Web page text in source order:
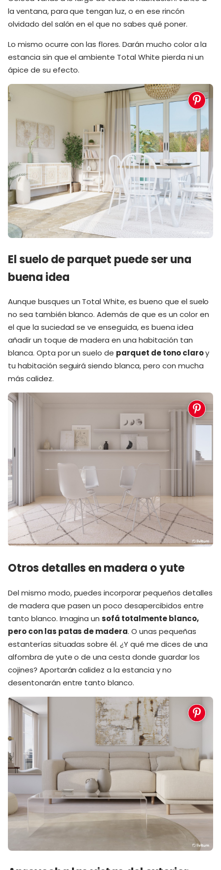
la ventana, para que tengan luz, o en ese rincón
olvidado del salón en el que no sabes qué poner.
Lo mismo ocurre con las flores. Darán mucho color a la
estancia sin que el ambiente Total White pierda ni un
ápice de su efecto.
El suelo de parquet puede ser una
buena idea
Aunque busques un Total White, es bueno que el suelo
no sea también blanco. Además de que es un color en
el que la suciedad se ve enseguida, es buena idea
añadir un toque de madera en una habitación tan
blanca. Opta por un suelo de parquet de tono claroy
tu habitación seguirá siendo blanca, pero con mucha
más calidez.
Otros detalles en madera o yute
Del mismo modo, puedes incorporar pequeños detalles
de madera que pasen un poco desapercibidos entre
tanto blanco. Imagina unsofá totalmente blanco,
pero con las patas de madera. O unas pequeñas
estanterías situadas sobre él. ¿Y qué me dices de una
alfombra de yute o de una cesta donde guardar los
cojines? Aportarán calidez a la estancia y no
desentonarán entre tanto blanco.